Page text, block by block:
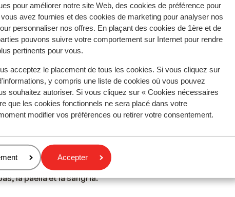
pour améliorer notre site Web, des cookies de préférence pour
avez fournies et des cookies de marketing pour analyser nos
personnaliser nos offres. En plaçant des cookies de 1ère et de
pouvons suivre votre comportement sur Internet pour rendre
pertinents pour vous.
acceptez le placement de tous les cookies. Si vous cliquez sur
y compris une liste de cookies où vous pouvez
souhaitez autoriser. Si vous cliquez sur « Cookies nécessaires
que les cookies fonctionnels ne sera placé dans votre
modifier vos préférences ou retirer votre consentement.
Accepter
possible de payer par carte bancaire en Espagne et aux îles
5% à 10% de pourboires.
Europe, la tension varie entre 220 et 240 V. Un
nécessaire.
la paella et la sangria.